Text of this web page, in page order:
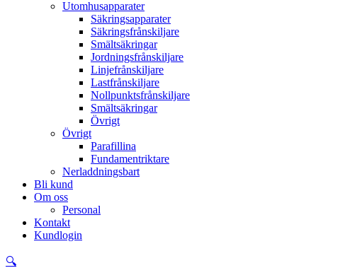
Utomhusapparater
Säkringsapparater
Säkringsfrånskiljare
Smältsäkringar
Jordningsfrånskiljare
Linjefrånskiljare
Lastfrånskiljare
Nollpunktsfrånskiljare
Smältsäkringar
Övrigt
Övrigt
Parafillina
Fundamentriktare
Nerladdningsbart
Bli kund
Om oss
Personal
Kontakt
Kundlogin
🔍